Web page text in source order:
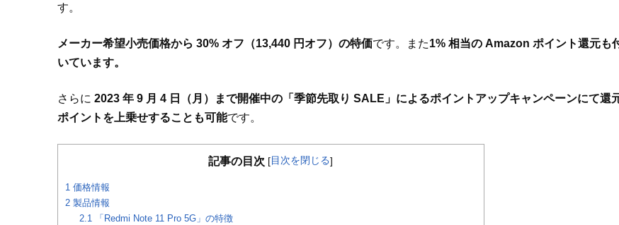
す。
メーカー希望小売価格から 30% オフ（13,440 円オフ）の特価です。また1% 相当の Amazon ポイント還元も
いています。
さらに 2023 年 9 月 4 日（月）まで開催中の「季節先取り SALE」によるポイントアップキャンペーンにて還
ポイントを上乗せすることも可能です。
記事の目次 [目次を閉じる]
1価格情報
2製品情報
2.1「Redmi Note 11 Pro 5G」の特徴